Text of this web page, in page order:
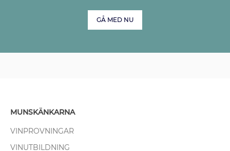
GÅ MED NU
MUNSKÄNKARNA
VINPROVNINGAR
VINUTBILDNING